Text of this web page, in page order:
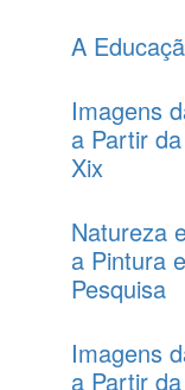
A
Imagens
a Partir
Xix
Natureza
a Pintura
Pesquisa
Imagens
a Partir